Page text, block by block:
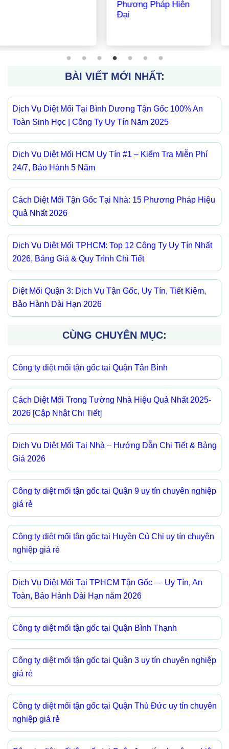
BÀI VIẾT MỚI NHẤT:
Dịch Vụ Diệt Mối Tại Bình Dương Tận Gốc 100% An
Toàn Sinh Học | Công Ty Uy Tín Năm 2025
Dịch Vụ Diệt Mối HCM Uy Tín #1 – Kiểm Tra Miễn Phí
24/7, Bảo Hành 5 Năm
Cách Diệt Mối Tận Gốc Tại Nhà: 15 Phương Pháp Hiệu
Quả Nhất 2026
Dịch Vụ Diệt Mối TPHCM: Top 12 Công Ty Uy Tín Nhất
2026, Bảng Giá & Quy Trình Chi Tiết
Diệt Mối Quận 3: Dịch Vụ Tận Gốc, Uy Tín, Tiết Kiệm,
Bảo Hành Dài Hạn 2026
CÙNG CHUYÊN MỤC:
Công ty diệt mối tận gốc tại Quận Tân Bình
Cách Diệt Mối Trong Tường Nhà Hiệu Quả Nhất 2025-
2026 [Cập Nhật Chi Tiết]
Dịch Vụ Diệt Mối Tại Nhà – Hướng Dẫn Chi Tiết & Bảng
Giá 2026
Công ty diệt mối tận gốc tại Quận 9 uy tín chuyên nghiệp
giá rẻ
Công ty diệt mối tận gốc tại Huyện Củ Chi uy tín chuyên
nghiệp giá rẻ
Dịch Vụ Diệt Mối Tại TPHCM Tận Gốc — Uy Tín, An
Toàn, Bảo Hành Dài Hạn năm 2026
Công ty diệt mối tận gốc tại Quận Bình Thạnh
Công ty diệt mối tận gốc tại Quận 3 uy tín chuyên nghiệp
giá rẻ
Công ty diệt mối tận gốc tại Quận Thủ Đức uy tín chuyên
nghiệp giá rẻ